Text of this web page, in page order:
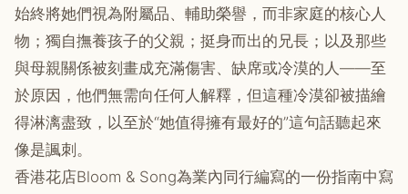
始終將她們視為附屬品、輔助榮譽，而非家庭的核心人
物；獨自撫養孩子的父親；挺身而出的兄長；以及那些
與母親關係被刻畫成充滿傷害、缺席或冷漠的人——至
於原因，他們無需向任何人解釋，但這種冷漠卻被描繪
得淋漓盡致，以至於“她值得擁有最好的”這句話聽起來
像是諷刺。
香港花店Bloom & Song為業內同行編寫的一份指南中寫